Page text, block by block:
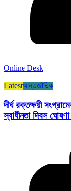
Online Desk
Latestআন্তর্জাতিক
দীর্ঘ রক্তক্ষয়ী
স্বাধীনতা দিবস